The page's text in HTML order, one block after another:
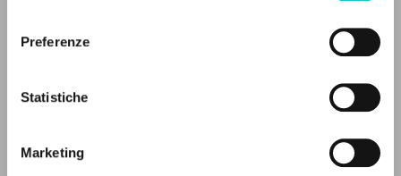
Preferenze
Statistiche
Marketing